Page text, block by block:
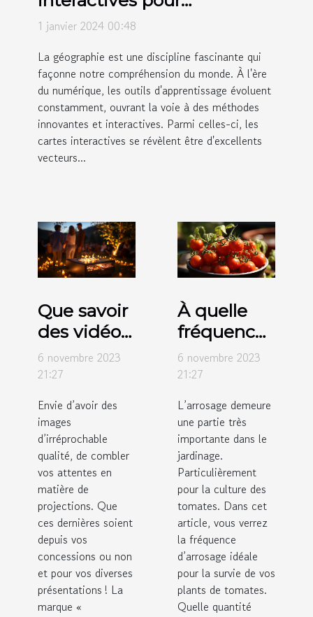
l'éducation géographique
1 janvier 2024 00:48
La géographie est une discipline fascinante qui
façonne notre compréhension du monde. À l'ère
du numérique, les outils d'apprentissage évoluent
constamment, ouvrant la voie à des méthodes
innovantes et interactives. Parmi celles-ci, les
cartes interactives se révèlent être d'excellents
vecteurs...
Que savoir
des vidéos
projecteurs
de marque
6 novembre 2023
21:27
Envie d’avoir des
images
d’irréprochable
qualité, de combler
vos attentes en
matière de
projections. Que
ces dernières soient
depuis vos
concessions ou non
et pour vos diverses
présentations ! La
marque «
À quelle
fréquence
faut-il
arroser les
6 novembre 2023
21:27
L’arrosage demeure
une partie très
importante dans le
jardinage.
Particulièrement
pour la culture des
tomates. Dans cet
article, vous verrez
la fréquence
d’arrosage idéale
pour la survie de vos
plants de tomates.
Quelle quantité